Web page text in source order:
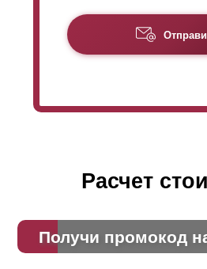
Расчет
Получи промокод